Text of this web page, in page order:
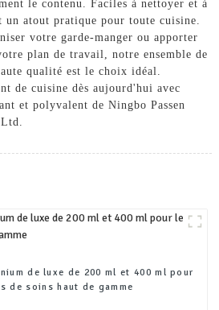
le contenu. Faciles à nettoyer et à
un atout pratique pour toute cuisine.
votre garde-manger ou apporter
plan de travail, notre ensemble de
qualité est le choix idéal.
de cuisine dès aujourd'hui avec
et polyvalent de Ningbo Passen
de luxe de 200 ml et 400 ml pour
de soins haut de gamme